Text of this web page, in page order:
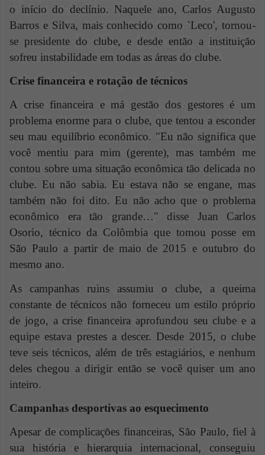
o início do declínio. Naquele ano, Carlos Augusto
Barros e Silva, mais conhecido como `Leco', tornou-
se presidente do clube, e desde então a instituição
sofreu instabilidade em todas as áreas do clube.
Crise financeira e rotação de técnicos
A crise financeira e má gestão dos gestores é um
problema enorme para o clube, que tentou a esconder
seu mau equilíbrio econômico. "Eu não significa que
você mentiu para mim (gerente), mas também me
contou sobre uma situação econômica tão delicada no
clube. Eu não sabia. Eu estava não se engane, mas
também não foi dito. Eu não acho que o problema
econômico era tão grande…" disse Juan Carlos
Osorio, técnico da Colômbia que tomou posse em
São Paulo a partir de maio de 2015 e outubro do
mesmo ano.
As campanhas ruins assumiu o clube, a queima
constante de técnicos não forneceu um estilo próprio
de jogo, a crise financeira aprofundou seu clube e a
equipe estava prestes a descer. Desde 2015, o clube
teve seis técnicos, além de três estagiários, e nenhum
deles chegou a dirigir então se você quiser um ano
inteiro.
Campanhas desportivas ao esquecimento
Apesar de complicações financeiras, São Paulo, fiel à
sua história e hierarquia internacional, conseguiu